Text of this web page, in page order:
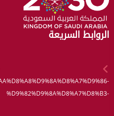
الروابط السريعة
%D9%82%D9%8A%D8%A7%D8%B3-